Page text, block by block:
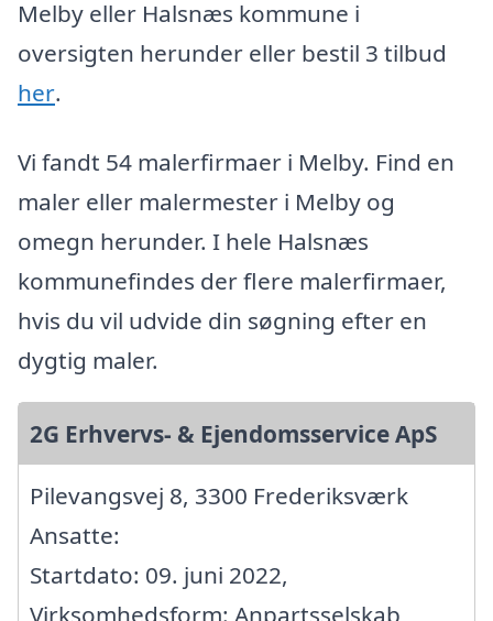
Melby eller Halsnæs kommune i
oversigten herunder eller bestil 3 tilbud
her.
Vi fandt 54 malerfirmaer i Melby. Find en
maler eller malermester i Melby og
omegn herunder. I hele Halsnæs
kommunefindes der flere malerfirmaer,
hvis du vil udvide din søgning efter en
dygtig maler.
2G Erhvervs- & Ejendomsservice ApS
Pilevangsvej 8, 3300 Frederiksværk
Ansatte:
Startdato: 09. juni 2022,
Virksomhedsform: Anpartsselskab